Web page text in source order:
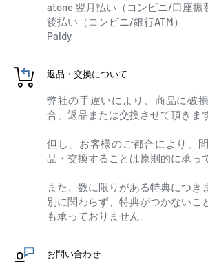
atone 翌月払い（コンビニ/口座振
後払い（コンビニ/銀行ATM）
Paidy
返品・交換について
弊社の手違いにより、商品に破
合、返品または交換させて頂きま
但し、お客様のご都合により、
品・交換することは原則的に承っ
また、数に限りがある特典につき
別に関わらず、特典がつかないこ
も承っておりません。
お問い合わせ